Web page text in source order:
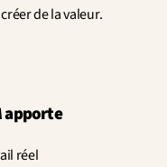
de la valeur.
apporte
réel